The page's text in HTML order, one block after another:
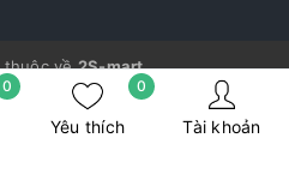
0
Yêu thích
0
Tài khoản
thuộc về2S-mart
bởi
Sapo